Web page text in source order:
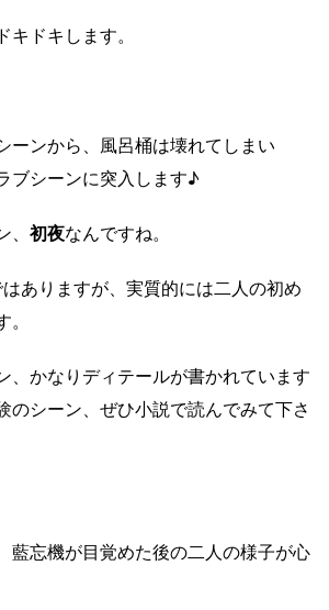
キドキします。
ーンから、風呂桶は壊れてしまい
ブシーンに突入します♪
初夜なんですね。
ありますが、実質的には二人の初め
、かなりディテールが書かれています
のシーン、ぜひ小説で読んでみて下さ
藍忘機が目覚めた後の二人の様子が心